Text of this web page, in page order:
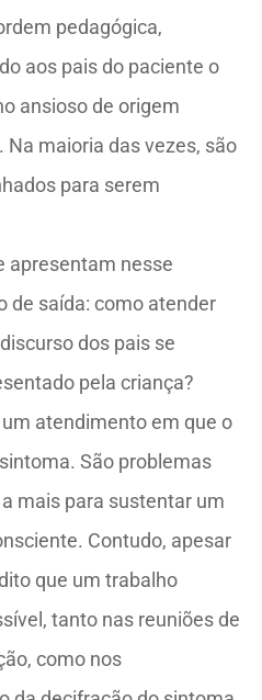
pedagógica,
aos pais do paciente o
ansioso de origem
maioria das vezes, são
para serem
apresentam nesse
de saída: como atender
dos pais se
pela criança?
atendimento em que o
São problemas
mais para sustentar um
Contudo, apesar
que um trabalho
tanto nas reuniões de
como nos